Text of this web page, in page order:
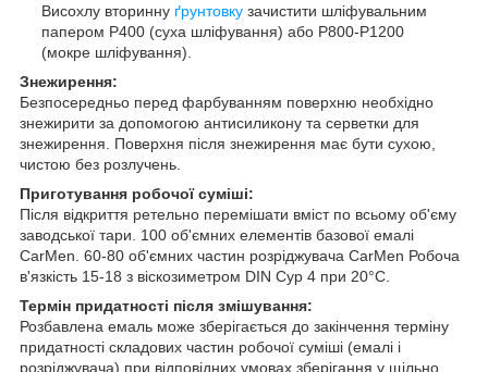
Висохлу вторинну ґрунтовку зачистити шліфувальним
папером Р400 (суха шліфування) або Р800-Р1200
(мокре шліфування).
Знежирення:
Безпосередньо перед фарбуванням поверхню необхідно
знежирити за допомогою антисиликону та серветки для
знежирення. Поверхня після знежирення має бути сухою,
чистою без розлучень.
Приготування робочої суміші:
Після відкриття ретельно перемішати вміст по всьому об'єму
заводської тари. 100 об'ємних елементів базової емалі
CarMen. 60-80 об'ємних частин розріджувача CarMen Робоча
в'язкість 15-18 з віскозиметром DIN Сур 4 при 20°С.
Термін придатності після змішування:
Розбавлена емаль може зберігається до закінчення терміну
придатності складових частин робочої суміші (емалі і
розріджувача) при відповідних умовах зберігання у щільно